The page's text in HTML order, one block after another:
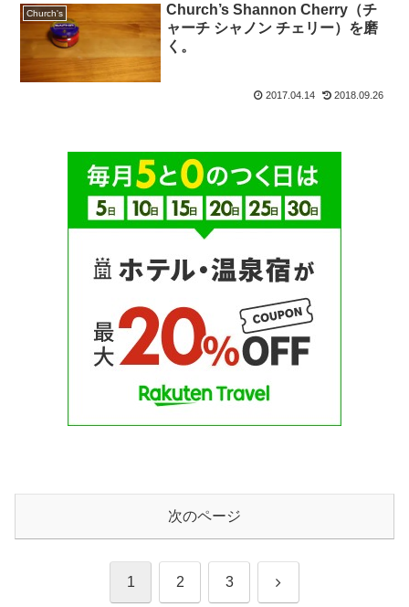
Church's
Church’s Shannon Cherry（チ
ャーチ シャノン チェリー）を磨
く。
2017.04.14 2018.09.26
次のページ
1 2 3 次